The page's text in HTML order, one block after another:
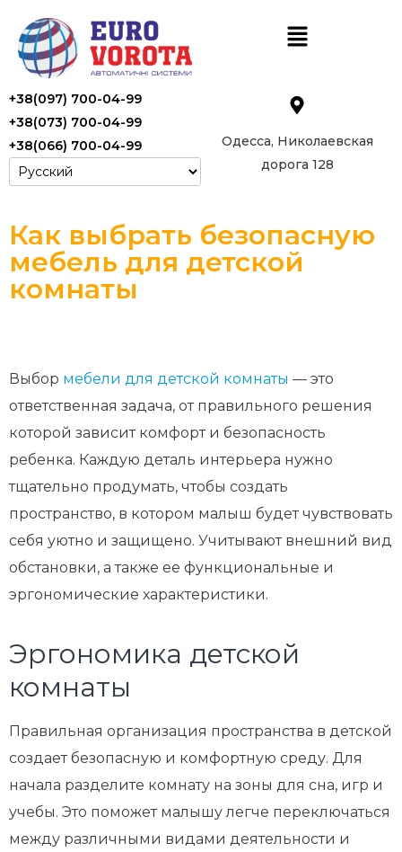
+38(097) 700-04-99
+38(073) 700-04-99
+38(066) 700-04-99
Одесса, Николаевская
дорога 128
Как выбрать безопасную
мебель для детской
комнаты
Выбор мебели для детской комнаты — это
ответственная задача, от правильного решения
которой зависит комфорт и безопасность
ребенка. Каждую деталь интерьера нужно
тщательно продумать, чтобы создать
пространство, в котором малыш будет чувствовать
себя уютно и защищено. Учитывают внешний вид
обстановки, а также ее функциональные и
эргономические характеристики.
Эргономика детской
комнаты
Правильная организация пространства в детской
создает безопасную и комфортную среду. Для
начала разделите комнату на зоны для сна, игр и
учебы. Это поможет малышу легче переключаться
между различными видами деятельности и